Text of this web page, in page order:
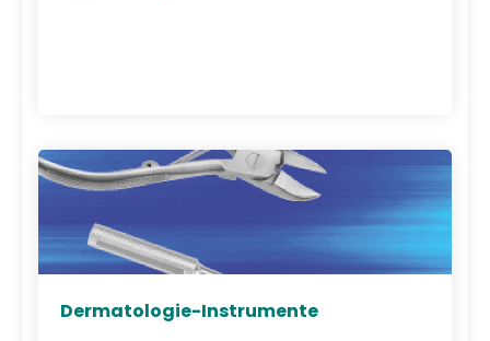
Dermatologie-Instrumente